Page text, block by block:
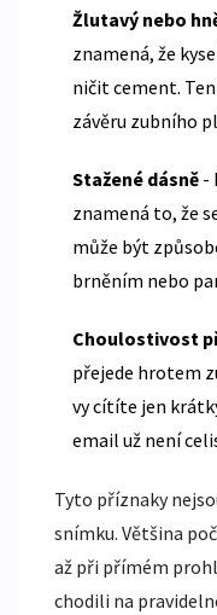
Žlutavý nebo
znamená, že
ničit cement.
závěru zubního
Stažené dásně -
znamená to, že
může být
brněním nebo
Choulostivost
přejede hrotem
vy cítíte jen
email už není
Tyto příznaky
snímku. Většina
až při přímém
chodili na